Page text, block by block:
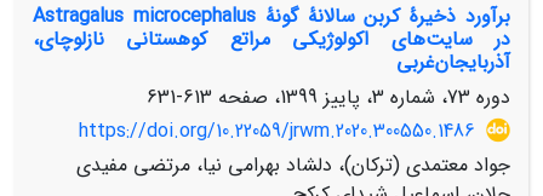
برآورد ذخیرۀ ‌‌کربن سالانۀ گونۀ Astragalus microcephalus
در سایت‌‌های اکولوژیکی مراتع‌‌ کوهستانی نازلوچای،
آذربایجان‌غربی
دوره 73، شماره 3، پاییز 1399، صفحه
613-631
https://doi.org/10.22059/jrwm.2020.300550.1486
جواد معتمدی (ترکان)، دلشاد بهرامی نیا، مرتضی مفیدی